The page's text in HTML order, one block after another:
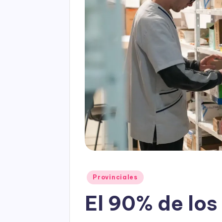
Posted
Provinciales
El 90% de